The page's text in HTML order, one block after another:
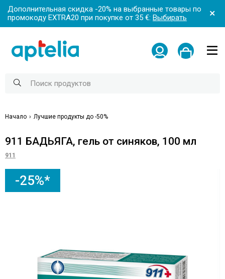
Дополнительная скидка -20% на выбранные товары по
промокоду EXTRA20 при покупке от 35 €: Выбирать
Начало Лучшие продукты до -50%
911 БАДЬЯГА, гель от синяков, 100 мл
911
-25%*